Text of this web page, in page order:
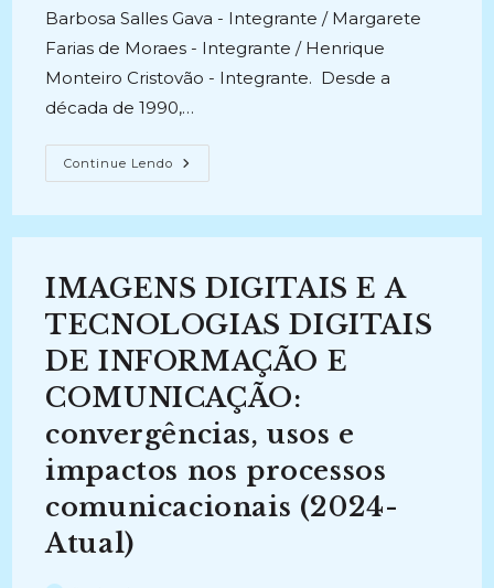
Barbosa Salles Gava - Integrante / Margarete
Farias de Moraes - Integrante / Henrique
Monteiro Cristovão - Integrante. Desde a
década de 1990,…
Continue Lendo OBSERVATÓRIO
DA
(2019-
IMAGENS DIGITAIS E A
TECNOLOGIAS DIGITAIS
DE INFORMAÇÃO E
COMUNICAÇÃO:
convergências, usos e
impactos nos processos
comunicacionais (2024-
Atual)